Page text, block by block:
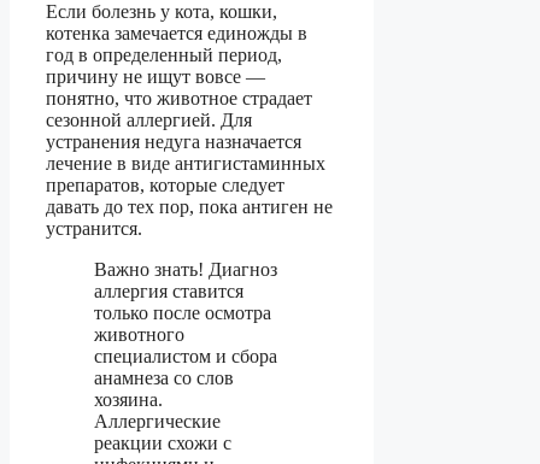
Если болезнь у кота, кошки,
котенка замечается единожды в
год в определенный период,
причину не ищут вовсе —
понятно, что животное страдает
сезонной аллергией. Для
устранения недуга назначается
лечение в виде антигистаминных
препаратов, которые следует
давать до тех пор, пока антиген не
устранится.
Важно знать! Диагноз
аллергия ставится
только после осмотра
животного
специалистом и сбора
анамнеза со слов
хозяина.
Аллергические
реакции схожи с